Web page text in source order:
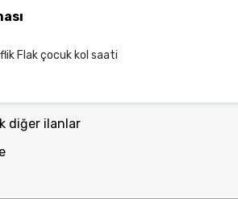
Flak çocuk kol saati
diğer ilanlar